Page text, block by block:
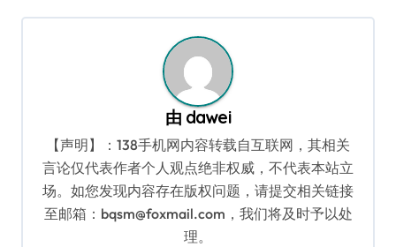
由 dawei
【声明】：138手机网内容转载自互联网，其相关
言论仅代表作者个人观点绝非权威，不代表本站立
场。如您发现内容存在版权问题，请提交相关链接
至邮箱：bqsm@foxmail.com，我们将及时予以处
理。